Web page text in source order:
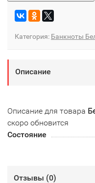
Категория: Банкноты
Описание
Описание для товара
скоро обновится
Состояние
Отзывы (0)